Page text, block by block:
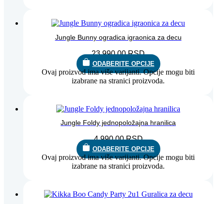
Jungle Bunny ogradica igraonica za decu
23.990,00RSD
ODABERITE OPCIJE
Ovaj proizvod ima više varijanti. Opcije mogu biti
izabrane na stranici proizvoda.
Jungle Foldy jednopoložajna hranilica
4.990,00RSD
ODABERITE OPCIJE
Ovaj proizvod ima više varijanti. Opcije mogu biti
izabrane na stranici proizvoda.